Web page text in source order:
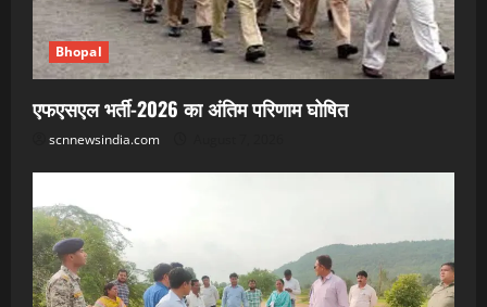
Bhopal
एफएसएल भर्ती-2026 का अंतिम परिणाम घोषित
scnnewsindia.com